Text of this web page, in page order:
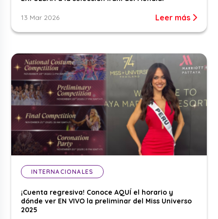
13 Mar 2026 Leer más
INTERNACIONALES
¡Cuenta regresiva! Conoce AQUÍ el horario y
dónde ver EN VIVO la preliminar del Miss Universo
2025